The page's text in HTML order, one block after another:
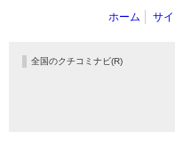
ホーム サ
全国のクチコミナビ(R)